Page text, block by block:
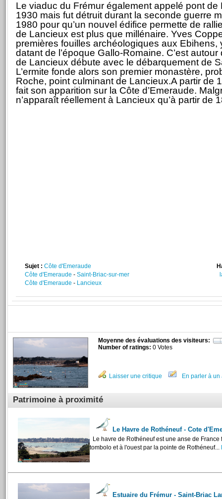
Le viaduc du Frémur également appelé pont
1930 mais fut détruit durant la seconde guerre
1980 pour qu’un nouvel édifice permette de
de Lancieux est plus que millénaire. Yves
premières fouilles archéologiques aux Ebihens,
datant de l’époque Gallo-Romaine. C’est autour
de Lancieux débute avec le débarquement de
L’ermite fonde alors son premier monastère,
Roche, point culminant de Lancieux.A partir de
fait son apparition sur la Côte d’Emeraude.
n’apparaît réellement à Lancieux qu’à partir de
Sujet : Côte d'Emeraude
Côte d'Emeraude - Saint-Briac-sur-mer
Côte d'Emeraude - Lancieux
Moyenne des évaluations des visiteurs:
Number of ratings: 0 Votes
Laisser une critique En parler à un
Patrimoine à proximité
Le Havre de Rothéneuf - Cote
Le havre de Rothéneuf est une anse de
tombolo et à l'ouest par la pointe de Rothéneuf...
Estuaire du Frémur - Saint-Briac